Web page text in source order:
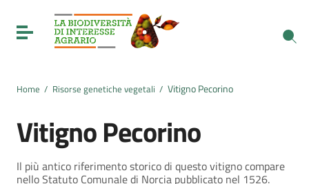
Vai al menu di navigazione
Vai al footer
Toggle navigation
Home / Risorse genetiche vegetali / Vitigno Pecorino
Vitigno Pecorino
Il più antico riferimento storico di questo vitigno compare
nello Statuto Comunale di Norcia pubblicato nel 1526.